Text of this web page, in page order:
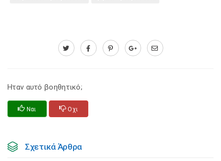
Ηταν αυτό βοηθητικό;
Ναι Οχι
Σχετικά Άρθρα